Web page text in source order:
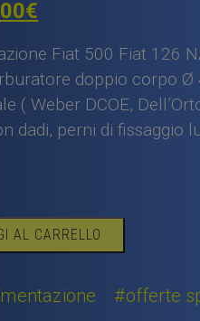
€
prezzo
attuale
è:
149,00€.
Fiat 500 Fiat 126
doppio corpo Ø
( Weber DCOE,
dadi, perni di fissaggio
AL CARRELLO
#offerte